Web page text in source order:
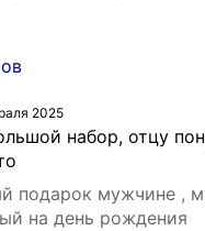
2025
набор, отцу
подарок мужчине ,
на день рождения